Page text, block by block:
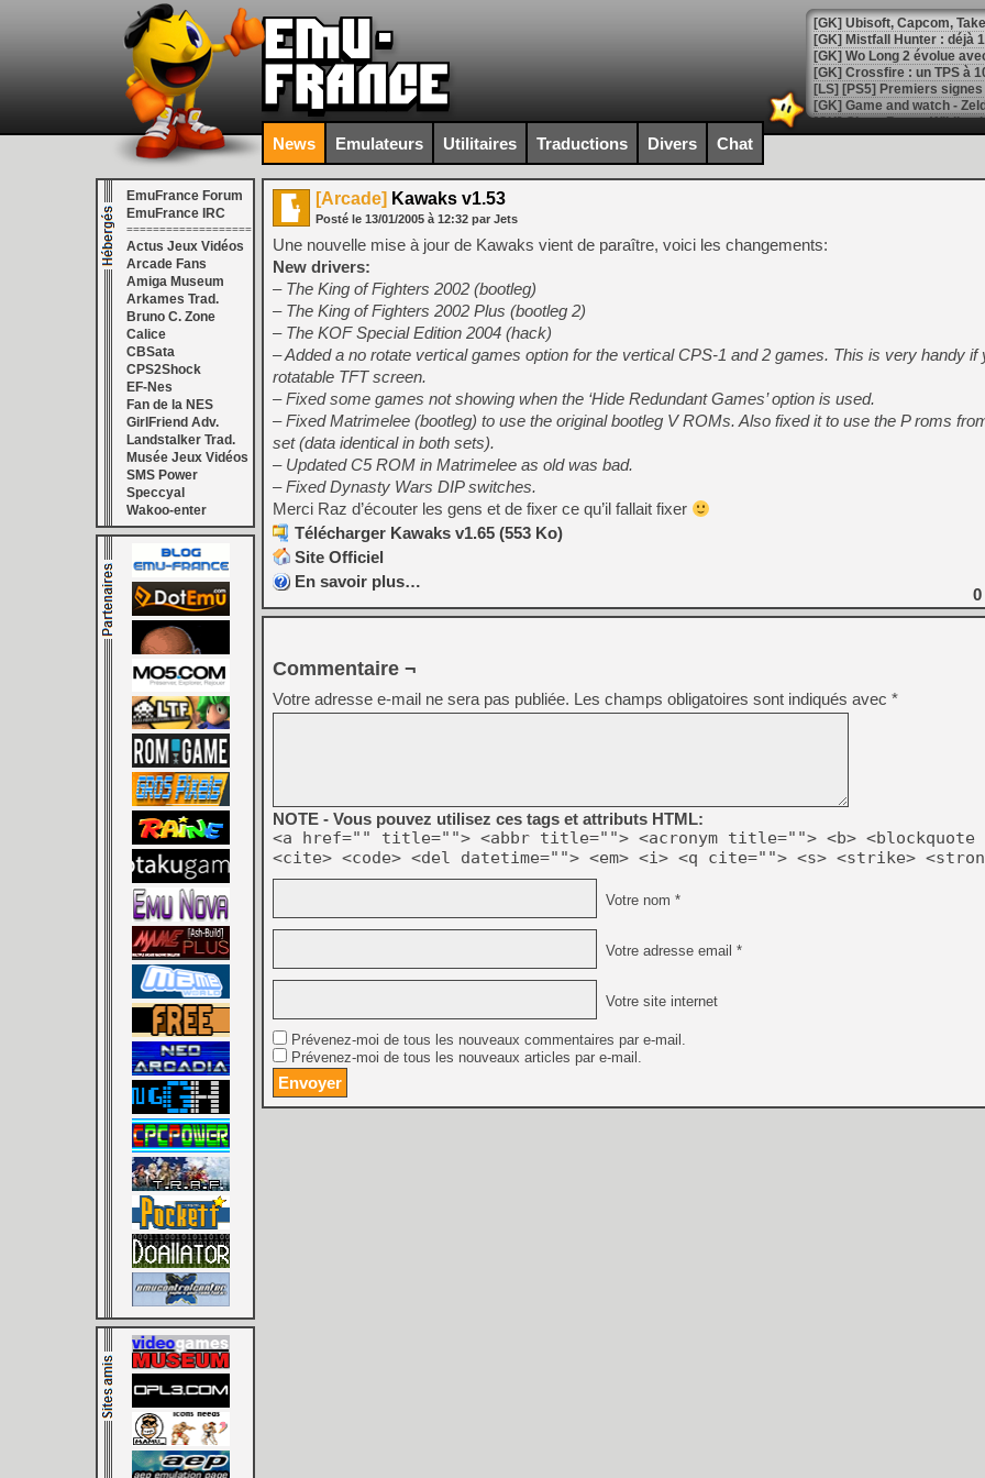
[GK] Mistfall Hunter : déjà
[GK] Wo Long 2 évolue
[GK] Crossfire : un TPS à
[LS] [PS5] Premiers
[Mo5] DOOM arrive en
[GK] Bethesda fête les 30
[GK] Roblox : l'action en
[GK] Agenda - GeForce
[LS] [PS5] ps5-y2jb-
[GK] Pourquoi Marvel
[GK] Test : Restory : Chill
[GK] GTA 6 : Rockstar
[GK] Hot Wheels Infinite
[GK] Mémoire cash -
[GK] Résultats Nintendo :
[GK] Déjà des
[Mo5] Brickboy cherche à
[GK] Minecraft et ses «
[GK] Beast of
[GK] Ubisoft : fin de partie
[GK] Mémoire cash -
[GK] Dan Houser (GTA)
[GK] Comment EA Sports
[GK] Crimson Moon : un
[GK] Isle of Reveries : le
[GK] Moonlighter 2 : The
[GK] Capcom relance
[Mo5] Deux inédits du
[LTF] Eté 2026 - Séquence 6
News Emulateurs Utilitaires Traductions Divers Chat
EmuFrance Forum
EmuFrance IRC
===================
Actus Jeux Vidéos
Arcade Fans
Amiga Museum
Arkames Trad.
Bruno C. Zone
Calice
CBSata
CPS2Shock
EF-Nes
Fan de la NES
GirlFriend Adv.
Landstalker Trad.
Musée Jeux Vidéos
SMS Power
Speccyal
Wakoo-enter
[Arcade] Kawaks v1.53
Posté le 13/01/2005 à 12:32 par Jets
Une nouvelle mise à jour de Kawaks vient de paraître, voici les changements:
New drivers:
– The King of Fighters 2002 (bootleg)
– The King of Fighters 2002 Plus (bootleg 2)
– The KOF Special Edition 2004 (hack)
– Added a no rotate vertical games option for the vertical CPS-1 and 2 games. This is very handy if
rotatable TFT screen.
– Fixed some games not showing when the ‘Hide Redundant Games’ option is used.
– Fixed Matrimelee (bootleg) to use the original bootleg V ROMs. Also fixed it to use the P roms
set (data identical in both sets).
– Updated C5 ROM in Matrimelee as old was bad.
– Fixed Dynasty Wars DIP switches.
Merci Raz d’écouter les gens et de fixer ce qu’il fallait fixer
Télécharger Kawaks v1.65 (553 Ko)
Site Officiel
En savoir plus…
0
Commentaire ¬
Votre adresse e-mail ne sera pas publiée. Les champs obligatoires sont indiqués avec *
NOTE - Vous pouvez utilisez ces tags et attributs HTML:
<a href="" title=""> <abbr title=""> <acronym title=""> <b> <blockquote
<cite> <code> <del datetime=""> <em> <i> <q cite=""> <s> <strike>
Votre nom *
Votre adresse email *
Votre site internet
Prévenez-moi de tous les nouveaux commentaires par e-mail.
Prévenez-moi de tous les nouveaux articles par e-mail.